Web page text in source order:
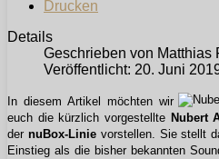
Drucken
Details
Geschrieben von Matthias
Veröffentlicht: 20. Juni
In diesem Artikel möchten wir
euch die kürzlich vorgestellte Nubert
der nuBox-Linievorstellen. Sie stellt
Einstieg als die bisher bekannten